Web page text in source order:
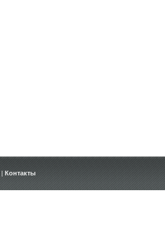
| Контакты